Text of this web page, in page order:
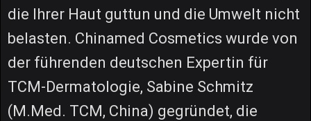
die Ihrer Haut guttun und die Umwelt nicht
belasten. Chinamed Cosmetics wurde von
der führenden deutschen Expertin für
TCM-Dermatologie, Sabine Schmitz
(M.Med. TCM, China) gegründet, die